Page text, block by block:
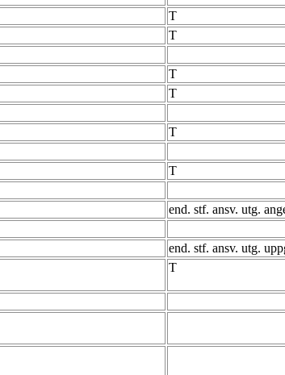
T
T
T
T
T
T
end. stf. ansv. utg.
end. stf. ansv. utg.
T